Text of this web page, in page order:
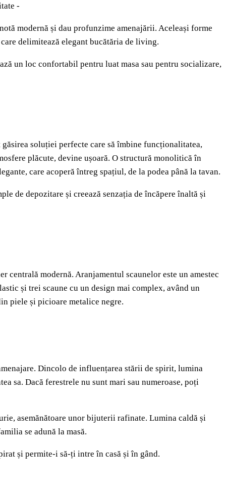
-
modernă și dau profunzime amenajării. Aceleași forme
delimitează elegant bucătăria de living.
un loc confortabil pentru luat masa sau pentru socializare,
soluției perfecte care să îmbine funcționalitatea,
plăcute, devine ușoară. O structură monolitică în
care acoperă întreg spațiul, de la podea până la tavan.
de depozitare și creează senzația de încăpere înaltă și
centrală modernă. Aranjamentul scaunelor este un amestec
și trei scaune cu un design mai complex, având un
piele și picioare metalice negre.
Dincolo de influențarea stării de spirit, lumina
sa. Dacă ferestrele nu sunt mari sau numeroase, poți
asemănătoare unor bijuterii rafinate. Lumina caldă și
se adună la masă.
și permite-i să-ți intre în casă și în gând.